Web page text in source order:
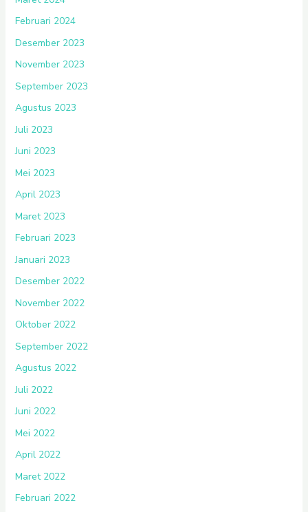
Februari 2024
Desember 2023
November 2023
September 2023
Agustus 2023
Juli 2023
Juni 2023
Mei 2023
April 2023
Maret 2023
Februari 2023
Januari 2023
Desember 2022
November 2022
Oktober 2022
September 2022
Agustus 2022
Juli 2022
Juni 2022
Mei 2022
April 2022
Maret 2022
Februari 2022